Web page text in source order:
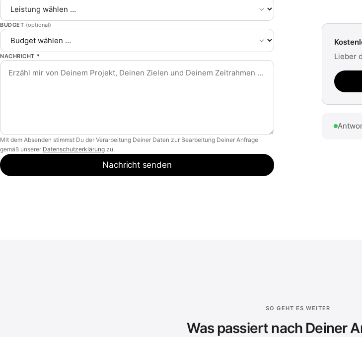
BUDGET (optional)
NACHRICHT *
Mit dem Absenden stimmst Du der Verarbeitung Deiner Daten zur Bearbeitung Deiner Anfrage
gemäß unserer Datenschutzerklärung zu.
Nachricht senden
Lieber
SO GEHT ES WEITER
Was passiert nach Deiner